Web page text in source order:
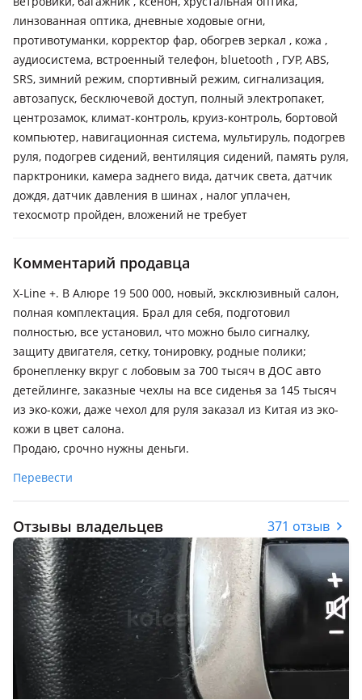
линзованная оптика, дневные ходовые огни,
противотуманки, корректор фар, обогрев зеркал , кожа ,
аудиосистема, встроенный телефон, bluetooth , ГУР, ABS,
SRS, зимний режим, спортивный режим, сигнализация,
автозапуск, бесключевой доступ, полный электропакет,
центрозамок, климат-контроль, круиз-контроль, бортовой
компьютер, навигационная система, мультируль, подогрев
руля, подогрев сидений, вентиляция сидений, память руля,
парктроники, камера заднего вида, датчик света, датчик
дождя, датчик давления в шинах , налог уплачен,
техосмотр пройден, вложений не требует
Комментарий продавца
X-Line +. В Алюре 19 500 000, новый, эксклюзивный салон,
полная комплектация. Брал для себя, подготовил
полностью, все установил, что можно было сигналку,
защиту двигателя, сетку, тонировку, родные полики;
бронепленку вкруг с лобовым за 700 тысяч в ДОС авто
детейлинге, заказные чехлы на все сиденья за 145 тысяч
из эко-кожи, даже чехол для руля заказал из Китая из эко-
кожи в цвет салона.
Продаю, срочно нужны деньги.
Перевести
Отзывы владельцев 371 отзыв